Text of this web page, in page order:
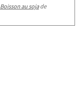
Boisson au sojade